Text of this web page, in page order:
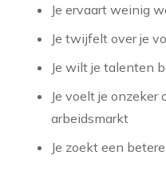
Je ervaart weinig
Je twijfelt over je
Je wilt je talenten
Je voelt je onzeker
arbeidsmarkt
Je zoekt een